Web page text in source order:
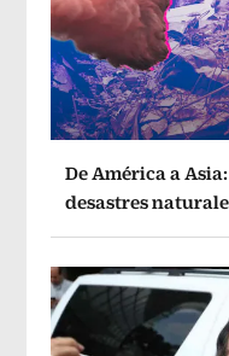
De América a
desastres